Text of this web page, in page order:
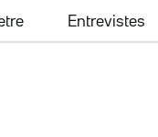
Entrevistes